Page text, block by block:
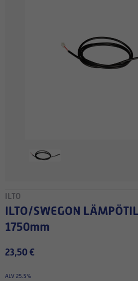
ILTO
ILTO/SWEGON LÄMPÖTILA-ANTURI
1750mm
23,50 €
ALV 25.5%